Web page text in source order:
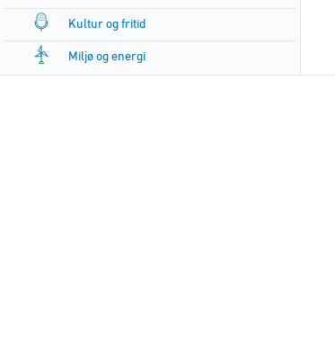
Kultur og fritid
Miljø og energi